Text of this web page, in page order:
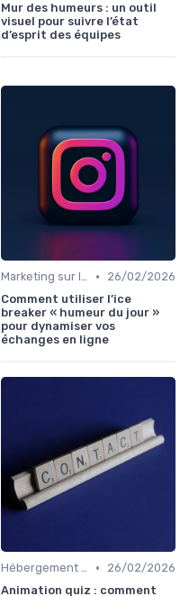
Mur des humeurs : un outil
visuel pour suivre l’état
d’esprit des équipes
Marketing sur les Réseaux Sociaux •
26/02/2026
Comment utiliser l’ice
breaker « humeur du jour »
pour dynamiser vos
échanges en ligne
Hébergement et Maintenance Web •
26/02/2026
Animation quiz : comment